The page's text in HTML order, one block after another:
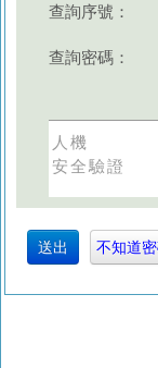
查詢序號：
查詢密碼：
人機
安全驗證